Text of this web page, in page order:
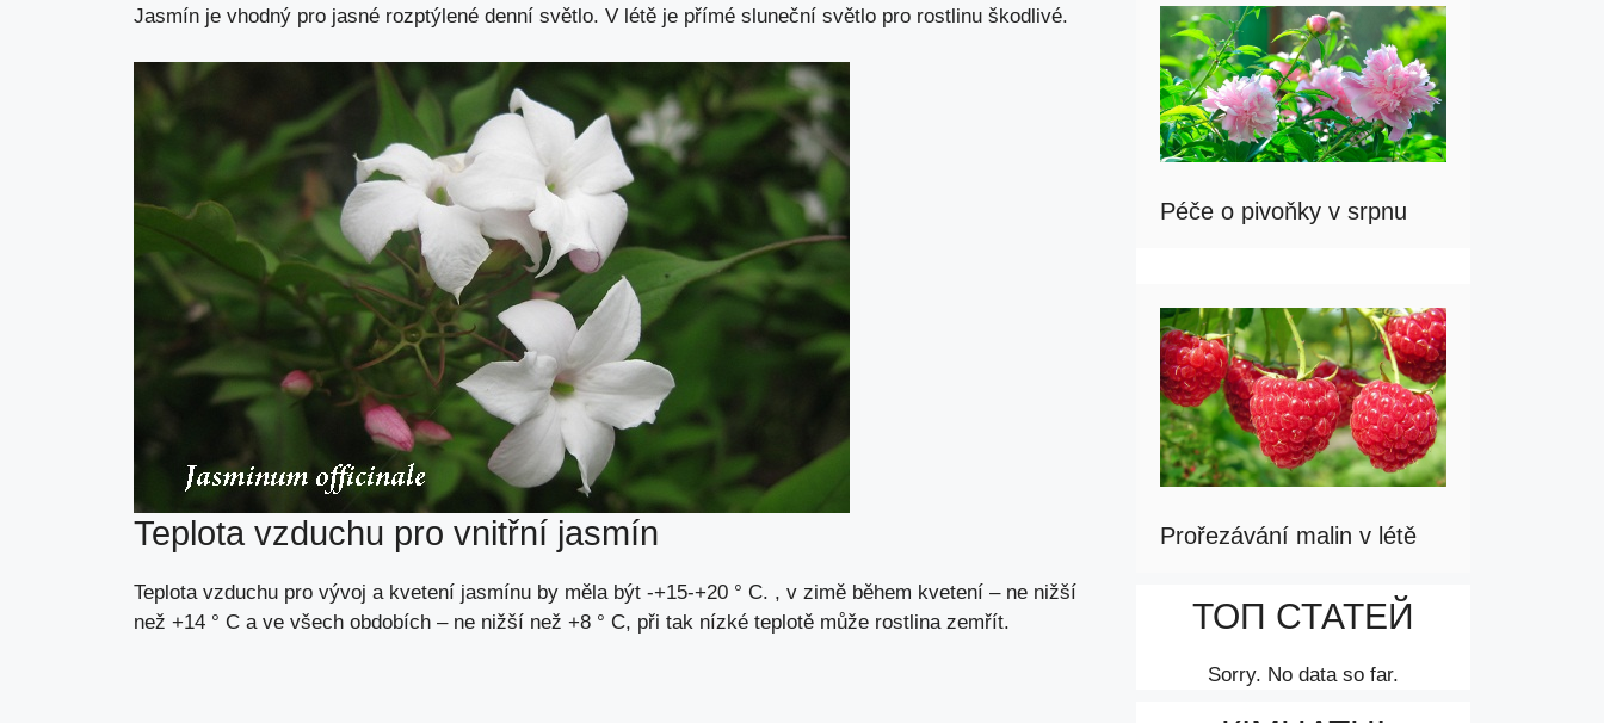
Jasmín je vhodný pro jasné rozptýlené denní světlo. V létě je přímé sluneční světlo pro rostlinu škodlivé.
Teplota vzduchu pro vnitřní jasmín
Teplota vzduchu pro vývoj a kvetení jasmínu by měla být -+15-+20 ° C. , v zimě během kvetení – ne nižší
než +14 ° C a ve všech obdobích – ne nižší než +8 ° C, při tak nízké teplotě může rostlina zemřít.
Péče o pivoňky v srpnu
Prořezávání malin v létě
ТОП СТАТЕЙ
Sorry. No data so far.